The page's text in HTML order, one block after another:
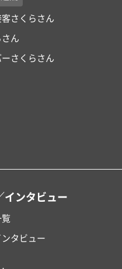
さくらさん
ん
さくらさん
インタビュー
タビュー